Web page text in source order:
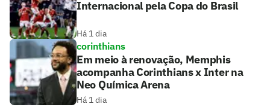
Internacional pela Copa do Brasil
Há 1 dia
corinthians
Em meio à renovação, Memphis
acompanha Corinthians x Inter na
Neo Química Arena
Há 1 dia